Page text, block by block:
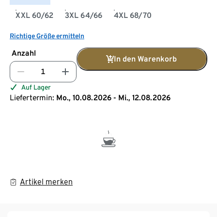
XXL 60/62 3XL 64/66 4XL 68/70
Richtige Größe ermitteln
Anzahl
In den Warenkorb
Auf Lager
Liefertermin: Mo., 10.08.2026 - Mi., 12.08.2026
Artikel merken